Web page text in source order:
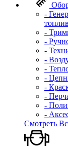
-
-
-
-
-
-
-
-
-
-
-
Смотреть